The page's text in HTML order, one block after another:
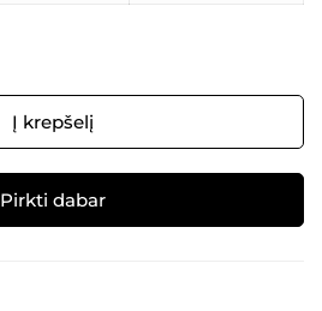
Į krepšelį
Pirkti dabar